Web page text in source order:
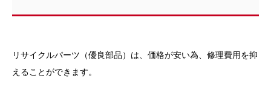
リサイクルパーツ（優良部品）は、価格が安い為、修理費用を抑
えることができます。